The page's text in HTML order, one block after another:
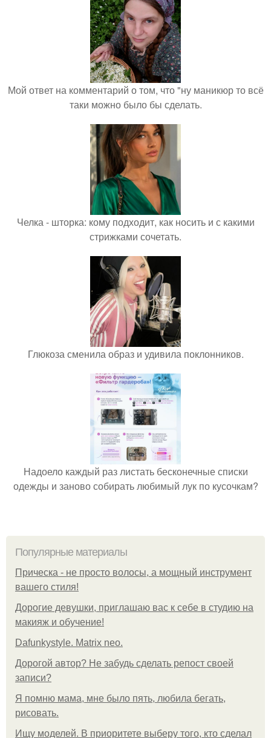
Мой ответ на комментарий о том, что "ну маникюр то всё
таки можно было бы сделать.
Челка - шторка: кому подходит, как носить и с какими
стрижками сочетать.
Глюкоза сменила образ и удивила поклонников.
Надоело каждый раз листать бесконечные списки
одежды и заново собирать любимый лук по кусочкам?
Популярные материалы
Прическа - не просто волосы, а мощный инструмент
вашего стиля!
Дорогие девушки, приглашаю вас к себе в студию на
макияж и обучение!
Dafunkystyle. Matrix neo.
Дорогой автор? Не забудь сделать репост своей
записи?
Я помню мама, мне было пять, любила бегать,
рисовать.
Ищу моделей. В приоритете выберу того, кто сделал